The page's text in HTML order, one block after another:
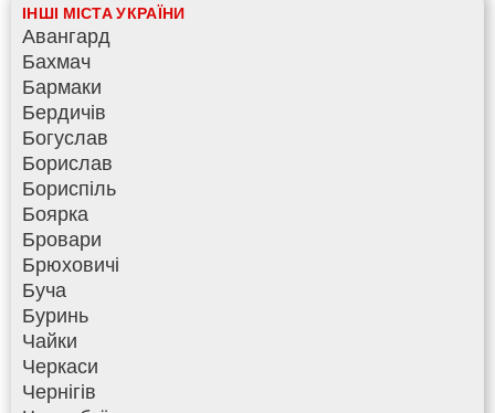
ІНШІ МІСТА УКРАЇНИ
Авангард
Бахмач
Бармаки
Бердичів
Богуслав
Борислав
Бориспіль
Боярка
Бровари
Брюховичі
Буча
Буринь
Чайки
Черкаси
Чернігів